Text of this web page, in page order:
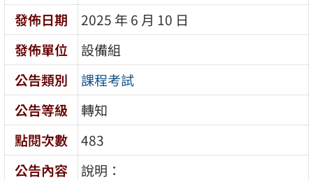
發佈日期
2025 年 6 月 10 日
發佈單位
設備組
公告類別
課程考試
公告等級
轉知
點閱次數
483
公告內容
說明：